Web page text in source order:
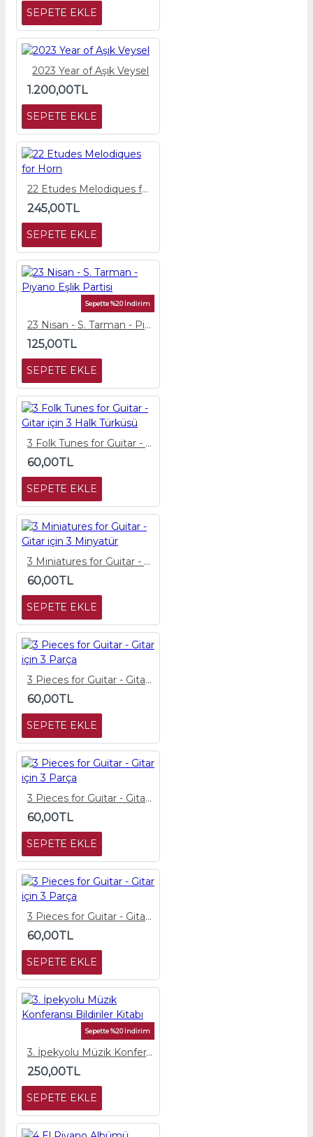
SEPETE EKLE
2023 Year of Aşık Veysel
1.200,00TL
SEPETE EKLE
22 Etudes Melodiques for Horn
245,00TL
SEPETE EKLE
Sepette %20 İndirim
23 Nisan - S. Tarman - Piyano Eşlik Partisi
125,00TL
SEPETE EKLE
3 Folk Tunes for Guitar - Gitar için 3 Halk Türküsü
60,00TL
SEPETE EKLE
3 Miniatures for Guitar - Gitar için 3 Minyatür
60,00TL
SEPETE EKLE
3 Pieces for Guitar - Gitar için 3 Parça
60,00TL
SEPETE EKLE
3 Pieces for Guitar - Gitar için 3 Parça
60,00TL
SEPETE EKLE
3 Pieces for Guitar - Gitar için 3 Parça
60,00TL
SEPETE EKLE
Sepette %20 İndirim
3. İpekyolu Müzik Konferansı Bildiriler Kitabı
250,00TL
SEPETE EKLE